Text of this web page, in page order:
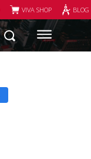
VIVA SHOP